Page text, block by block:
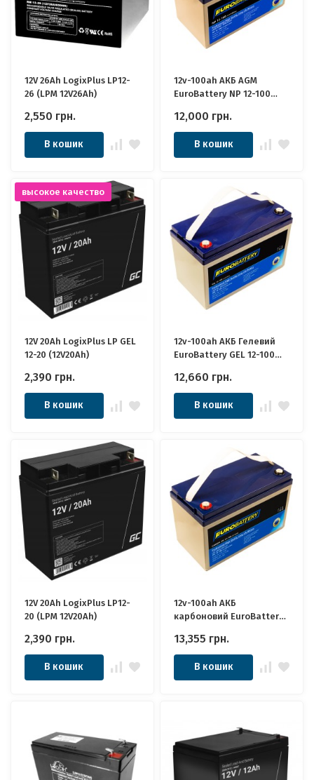
12V 26Ah LogixPlus LP12-
26 (LPM 12V26Ah)
2,550 грн.
В кошик
12v-100ah АКБ AGM
EuroBattery NP 12-100
ідеально для Котла,
Інвертора, ДБЖ, Панелей
Сонячних
12,000 грн.
В кошик
высокое качество
12V 20Ah LogixPlus LP GEL
12-20 (12V20Ah)
2,390 грн.
В кошик
12v-100ah АКБ Гелевий
EuroBattery GEL 12-100
ідеально для Котла,
Інвертора, ДБЖ, Панелей
Сонячних
12,660 грн.
В кошик
12V 20Ah LogixPlus LP12-
20 (LPM 12V20Ah)
2,390 грн.
В кошик
12v-100ah АКБ
карбоновий EuroBattery
Якісні ідеально для
Котла, Інвертора, ДБЖ,
Панелей Сонячних
13,355 грн.
В кошик